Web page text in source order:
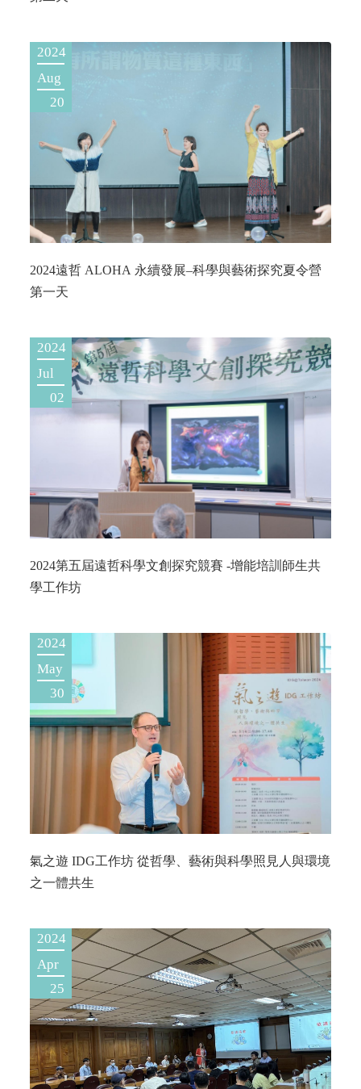
2024
Aug
20
2024遠哲 ALOHA 永續發展–科學與藝術探究夏令營
第一天
2024
Jul
02
2024第五屆遠哲科學文創探究競賽 -增能培訓師生共
學工作坊
2024
May
30
氣之遊 IDG工作坊 從哲學、藝術與科學照見人與環境
之一體共生
2024
Apr
25